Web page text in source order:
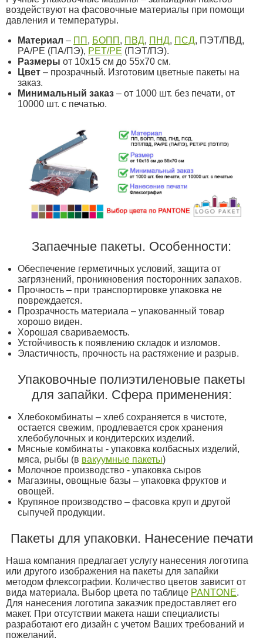
воздействуют на фасовочные материалы при помощи
давления и температуры.
Материал – ПП , БОПП , ПВД, ПНД, ПСД, ПЭТ/ПВД,
PA/PE (ПА/ПЭ), PET/PE (ПЭТ/ПЭ).
Размеры от 10х15 см до 55х70 см.
Цвет – прозрачный. Изготовим цветные пакеты на
заказ.
Минимальный заказ – от 1000 шт. без печати, от
10000 шт. с печатью.
Запаечные пакеты. Особенности:
Обеспечение герметичных условий, защита от
загрязнений, проникновения посторонних запахов.
Прочность – при транспортировке упаковка не
повреждается.
Прозрачность материала – упакованный товар
хорошо виден.
Хорошая свариваемость.
Устойчивость к появлению складок и изломов.
Эластичность, прочность на растяжение и разрыв.
Упаковочные полиэтиленовые пакеты
для запайки. Сфера применения:
Хлебокомбинаты – хлеб сохраняется в чистоте,
остается свежим, продлевается срок хранения
хлебобулочных и кондитерских изделий.
Мясные комбинаты - упаковка колбасных изделий,
мяса, рыбы (в вакуумные пакеты)
Молочное производство - упаковка сыров
Магазины, овощные базы – упаковка фруктов и
овощей.
Крупяное производство – фасовка круп и другой
сыпучей продукции.
Пакеты для упаковки. Нанесение печати
Наша компания предлагает услугу нанесения логотипа
или другого изображения на пакеты для запайки
методом флексографии. Количество цветов зависит от
вида материала. Выбор цвета по таблице PANTONE.
Для нанесения логотипа заказчик предоставляет его
макет. При отсутствии макета наши специалисты
разработают его дизайн с учетом Ваших требований и
пожеланий.